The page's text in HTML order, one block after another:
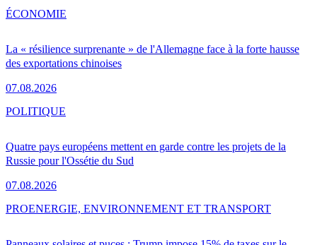
La « résilience surprenante » de l'Allemagne face à la forte hausse
des exportations chinoises
07.08.2026
ÉCONOMIE
Quatre pays européens mettent en garde contre les projets de la
Russie pour l'Ossétie du Sud
07.08.2026
POLITIQUE
PROENERGIE, ENVIRONNEMENT ET TRANSPORT